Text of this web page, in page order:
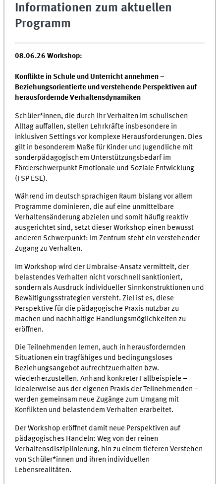
Informationen zum aktuellen
Programm
08.06.26 Workshop:
Konflikte in Schule und Unterricht annehmen –
Beziehungsorientierte und verstehende Perspektiven auf
herausfordernde Verhaltensdynamiken
Schüler*innen, die durch ihr Verhalten im schulischen
Alltag auffallen, stellen Lehrkräfte insbesondere in
inklusiven Settings vor komplexe Herausforderungen. Dies
gilt in besonderem Maße für Kinder und Jugendliche mit
sonderpädagogischem Unterstützungsbedarf im
Förderschwerpunkt Emotionale und Soziale Entwicklung
(FSP ESE).
Während im deutschsprachigen Raum bislang vor allem
Programme dominieren, die auf eine unmittelbare
Verhaltensänderung abzielen und somit häufig reaktiv
ausgerichtet sind, setzt dieser Workshop einen bewusst
anderen Schwerpunkt: Im Zentrum steht ein verstehender
Zugang zu Verhalten.
Im Workshop wird der Umbraise-Ansatz vermittelt, der
belastendes Verhalten nicht vorschnell sanktioniert,
sondern als Ausdruck individueller Sinnkonstruktionen und
Bewältigungsstrategien versteht. Ziel ist es, diese
Perspektive für die pädagogische Praxis nutzbar zu
machen und nachhaltige Handlungsmöglichkeiten zu
eröffnen.
Die Teilnehmenden lernen, auch in herausfordernden
Situationen ein tragfähiges und bedingungsloses
Beziehungsangebot aufrechtzuerhalten bzw.
wiederherzustellen. Anhand konkreter Fallbeispiele –
idealerweise aus der eigenen Praxis der Teilnehmenden –
werden gemeinsam neue Zugänge zum Umgang mit
Konflikten und belastendem Verhalten erarbeitet.
Der Workshop eröffnet damit neue Perspektiven auf
pädagogisches Handeln: Weg von der reinen
Verhaltensdisziplinierung, hin zu einem tieferen Verstehen
von Schüler*innen und ihren individuellen
Lebensrealitäten.